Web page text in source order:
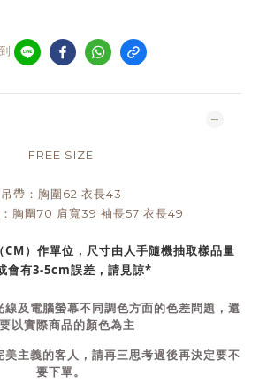
FREE SIZE
吊帶：胸圍62 衣長43
胸圍70 肩寬39 袖長57 衣長49
）作單位，尺寸由人手隨機抽取樣品量
會有3-5cm誤差，請見諒*
線及電腦螢幕不同調色方面的色差問題，還
以實際商品的顏色為主
美主義的客人，請再三思考過後再決定要不
要下單。